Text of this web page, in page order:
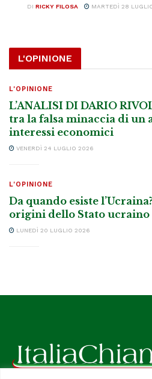
DI RICKY FILOSA MARTEDÌ 28
L'OPINIONE
L'OPINIONE
L’ANALISI DI DARIO
tra la falsa minaccia di un
interessi economici
VENERDÌ 24 LUGLIO 2026
L'OPINIONE
Da quando esiste
origini dello Stato ucraino
LUNEDÌ 20 LUGLIO 2026